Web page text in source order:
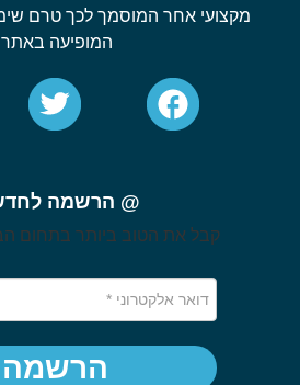
מקצועי אחר המוסמך לכך טרם
המופיעה
@ הרשמה
קבל את הטוב ביותר בתחום
הרשמה